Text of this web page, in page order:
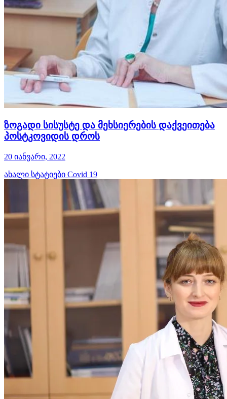
ზოგადი სისუსტე და მეხსიერების დაქვეითება
პოსტკოვიდის დროს
20 იანვარი, 2022
ახალი სტატიები Covid 19